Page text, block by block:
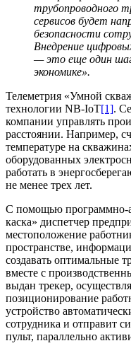
трубопроводного
сервисов будет
безопасности
Внедрение
— это еще один
экономике».
Телеметрия «Умной
технологии NB-IoT[1].
компании управлять
расстоянии. Например,
температуре на
оборудованных
работать в
не менее трех лет.
С помощью программно-
каска» диспетчер
местоположение
пространстве,
создавать оптимальные
вместе с
выдан трекер,
позиционирование
устройство
сотрудника и отправит
пульт, параллельно